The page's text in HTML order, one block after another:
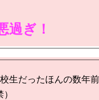
過ぎ！
生だったほんの数年